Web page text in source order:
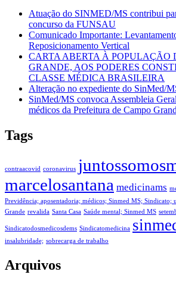
Atuação do SINMED/MS contribui
concurso da FUNSAU
Comunicado Importante:
Reposicionamento Vertical
CARTA ABERTA À POPULAÇÃO
GRANDE, AOS PODERES
CLASSE MÉDICA BRASILEIRA
Alteração no expediente do SinMed/
SinMed/MS convoca Assembleia
médicos da Prefeitura de Campo
Tags
contraacovid coronavirus
marcelosantana medicinams
Previdência; aposentadoria; médicos; Sinmed MS; Sindicato;
Grande revalida Santa Casa Saúde mental; Sinmed MS
Sindicatodosmedicosdems Sindicatomedicina
insalubridade; sobrecarga de trabalho
Arquivos